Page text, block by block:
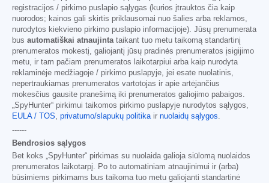
registracijos / pirkimo puslapio sąlygas (kurios įtrauktos čia kaip
nuorodos; kainos gali skirtis priklausomai nuo šalies arba reklamos,
nurodytos kiekvieno pirkimo puslapio informacijoje). Jūsų prenumerata
bus automatiškai atnaujintataikant tuo metu taikomą standartinį
prenumeratos mokestį, galiojantį jūsų pradinės prenumeratos įsigijimo
metu, ir tam pačiam prenumeratos laikotarpiui arba kaip nurodyta
reklaminėje medžiagoje / pirkimo puslapyje, jei esate nuolatinis,
nepertraukiamas prenumeratos vartotojas ir apie artėjančius
mokesčius gausite pranešimą iki prenumeratos galiojimo pabaigos.
„SpyHunter“ pirkimui taikomos pirkimo puslapyje nurodytos sąlygos,
EULA / TOS, privatumo/slapukų politikair nuolaidų sąlygos.
------
Bendrosios sąlygos
Bet koks „SpyHunter“ pirkimas su nuolaida galioja siūlomą nuolaidos
prenumeratos laikotarpį. Po to automatiniam atnaujinimui ir (arba)
būsimiems pirkimams bus taikoma tuo metu galiojanti standartinė